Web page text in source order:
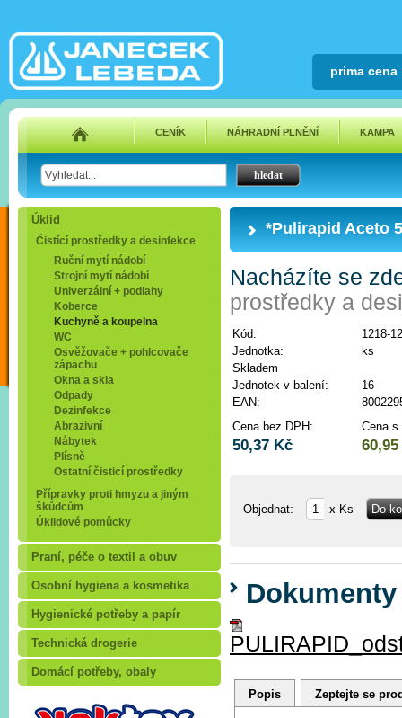
prima cena
CENÍK NÁHRADNÍ PLNĚNÍ KAMPA
Úklid
Čistící prostředky a desinfekce
Ruční mytí nádobí
Strojní mytí nádobí
Univerzální + podlahy
Koberce
Kuchyně a koupelna
WC
Osvěžovače + pohlcovače
zápachu
Okna a skla
Odpady
Dezinfekce
Abrazivní
Nábytek
Plísně
Ostatní čisticí prostředky
Přípravky proti hmyzu a jiným
škůdcům
Úklidové pomůcky
Praní, péče o textil a obuv
Osobní hygiena a kosmetika
Hygienické potřeby a papír
Technická drogerie
Domácí potřeby, obaly
*Pulirapid Aceto
Nacházíte se
prostředky a
Kód:
1218-12
Jednotka:
ks
Skladem
Jednotek v balení:
16
EAN:
Cena bez DPH:
Cena s
50,37 Kč
Objednat: x Ks
Dokumenty
Popis Zeptejte se